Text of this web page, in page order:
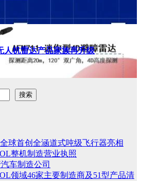
人机雷达产品家族再升级
搜索
球首创全涵道式吨级飞行器亮相
整机制造营业执照
车制造公司
领域46家主要制造商及51型产品清